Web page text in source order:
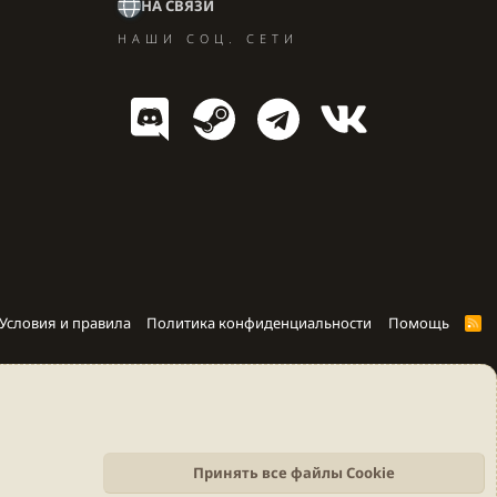
НА СВЯЗИ
НАШИ СОЦ. СЕТИ
Условия и правила Политика конфиденциальности Помощь
R
Принять все файлы Cookie